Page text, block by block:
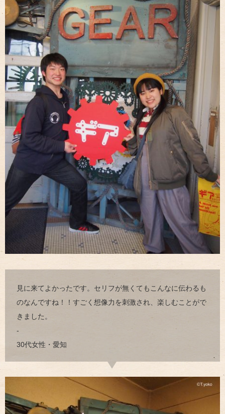
見に来てよかったです。セリフが無くてもこんなに伝わるも
のなんですね！！すごく想像力を刺激され、楽しむことがで
きました。
-
30代女性・愛知